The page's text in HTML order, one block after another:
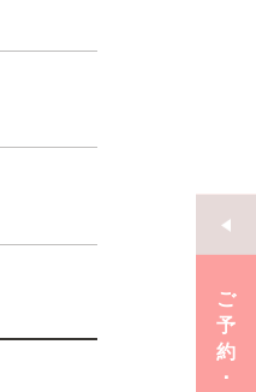
ご
予
約
･